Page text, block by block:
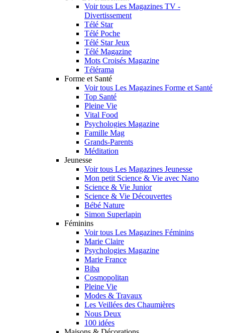
Voir tous Les Magazines TV -
Divertissement
Télé Star
Télé Poche
Télé Star Jeux
Télé Magazine
Mots Croisés Magazine
Télérama
Forme et Santé
Voir tous Les Magazines Forme et Santé
Top Santé
Pleine Vie
Vital Food
Psychologies Magazine
Famille Mag
Grands-Parents
Méditation
Jeunesse
Voir tous Les Magazines Jeunesse
Mon petit Science & Vie avec Nano
Science & Vie Junior
Science & Vie Découvertes
Bébé Nature
Simon Superlapin
Féminins
Voir tous Les Magazines Féminins
Marie Claire
Psychologies Magazine
Marie France
Biba
Cosmopolitan
Pleine Vie
Modes & Travaux
Les Veillées des Chaumières
Nous Deux
100 idées